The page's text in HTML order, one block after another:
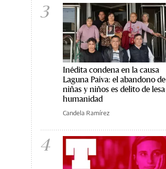
3
Inédita condena en la causa
Laguna Paiva: el abandono de
niñas y niños es delito de lesa
humanidad
Candela Ramírez
4